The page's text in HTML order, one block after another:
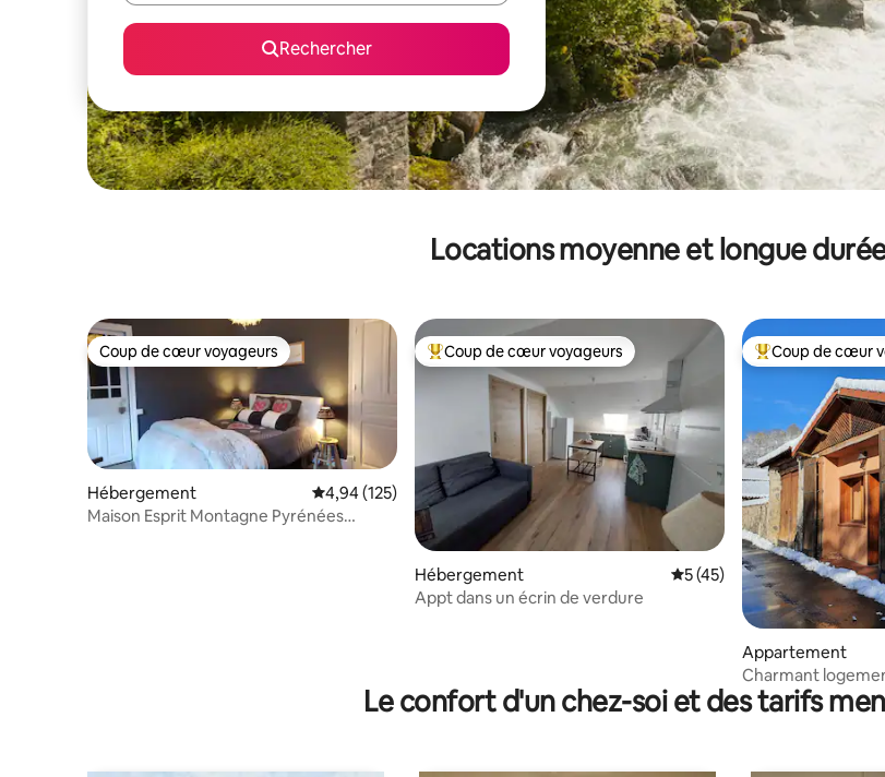
Rechercher
Locations moyenne et longue
Coup de cœur voyageurs
Coup de cœur voyageurs
Hébergement Évaluation moyenne sur la base de 125 commentaires : 4,94 sur 5
4,94 (125)
Maison Esprit Montagne Pyrénées
Coups de cœur voyageurs les plus appréciés
Coup de cœur voyageurs
Hébergement Évaluation moyenne sur la
5 (45)
Appt dans un écrin de verdure
Coups de cœur
Coup de cœur
Appartement
Charmant
montagne
Le confort d'un chez-soi et des tarifs